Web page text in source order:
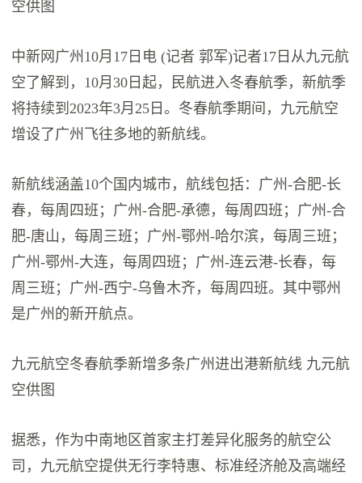
空供图
中新网广州10月17日电 (记者 郭军)记者17日从九元航
空了解到，10月30日起，民航进入冬春航季，新航季
将持续到2023年3月25日。冬春航季期间，九元航空
增设了广州飞往多地的新航线。
新航线涵盖10个国内城市，航线包括：广州-合肥-长
春，每周四班；广州-合肥-承德，每周四班；广州-合
肥-唐山，每周三班；广州-鄂州-哈尔滨，每周三班；
广州-鄂州-大连，每周四班；广州-连云港-长春，每
周三班；广州-西宁-乌鲁木齐，每周四班。其中鄂州
是广州的新开航点。
九元航空冬春航季新增多条广州进出港新航线 九元航
空供图
据悉，作为中南地区首家主打差异化服务的航空公
司，九元航空提供无行李特惠、标准经济舱及高端经